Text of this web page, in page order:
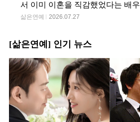
서 이미 이혼을 직감했었다는 배우
삶은연예 2026.07.27
[삶은연예] 인기 뉴스